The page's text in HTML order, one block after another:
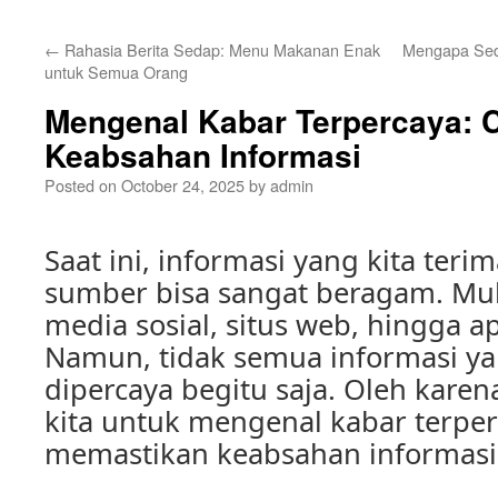
← Rahasia Berita Sedap: Menu Makanan Enak
untuk Semua Orang
Mengapa
Mengenal Kabar Terpercaya:
Keabsahan Informasi
Posted on October 24, 2025byadmin
Saat ini, informasi yang kita
sumber bisa sangat beragam.
media sosial, situs web, hingga
Namun, tidak semua informasi
dipercaya begitu saja. Oleh
kita untuk mengenal kabar
memastikan keabsahan